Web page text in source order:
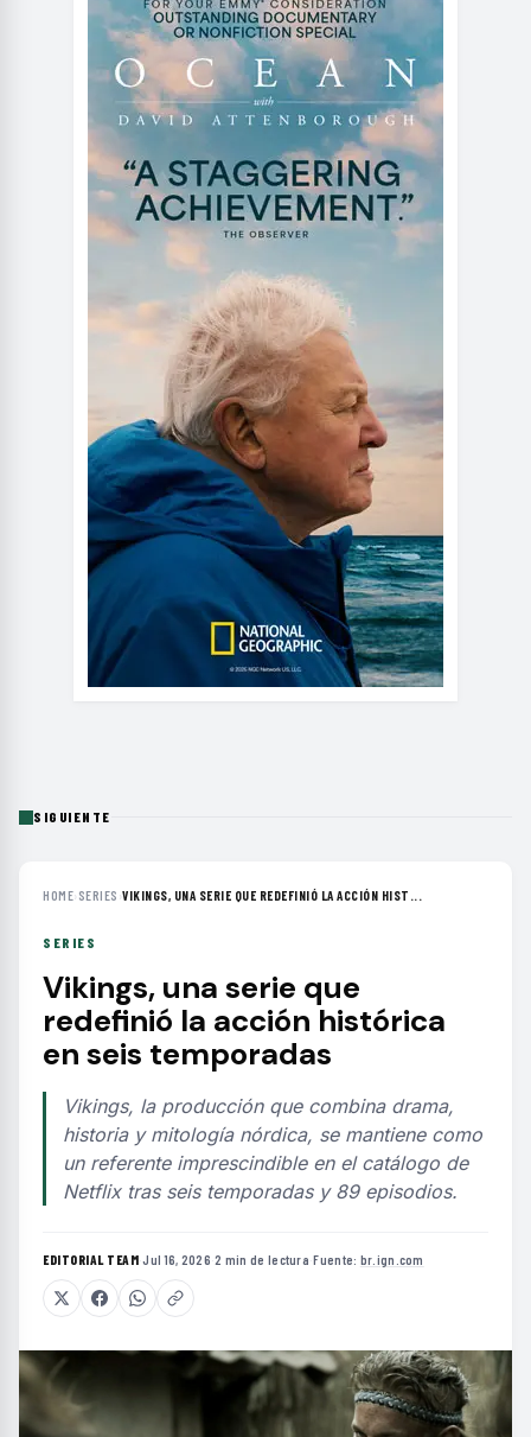
SIGUIENTE
HOME› SERIES ›VIKINGS, UNA SERIE QUE REDEFINIÓ LA ACCIÓN HIST...
SERIES
Vikings, una serie que
redefinió la acción histórica
en seis temporadas
Vikings, la producción que combina drama,
historia y mitología nórdica, se mantiene como
un referente imprescindible en el catálogo de
Netflix tras seis temporadas y 89 episodios.
EDITORIAL TEAM·Jul 16, 2026·2 min de lectura·Fuente: br.ign.com